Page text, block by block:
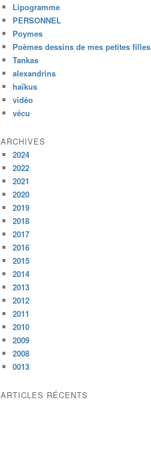
Lipogramme
PERSONNEL
Poymes
Poèmes dessins de mes petites filles
Tankas
alexandrins
haïkus
vidéo
vécu
ARCHIVES
2024
2022
2021
2020
2019
2018
2017
2016
2015
2014
2013
2012
2011
2010
2009
2008
0013
ARTICLES RÉCENTS